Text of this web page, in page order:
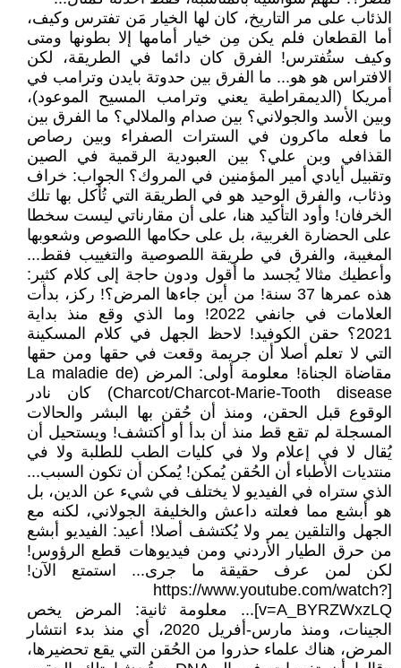
الذئاب على مر التاريخ، كان لها الخيار مَن تفترس وكيف،
أما القطعان فلم يكن مِن خيار أمامها إلا بطونها ومتى
وكيف ستُفترس! الفرق كان دائما في الطريقة، لكن
الافتراس هو هو... ما الفرق بين حدوتة بايدن وترامب في
أمريكا (الديمقراطية يعني وترامب المسيح الموعود)،
وبين الأسد والجولاني؟ بين صدام والملالي؟ ما الفرق بين
ما فعله ماكرون في السترات الصفراء وبين رصاص
القذافي وبن علي؟ بين العبودية الرقمية في الصين
وتقبيل أيادي أمير المؤمنين في المروك؟ الجواب: خراف
وذئاب، والفرق الوحيد هو في الطريقة التي تُأكل بها تلك
الخرفان! وأود التأكيد هنا، على أن مقارناتي ليست سخطا
على الحضارة الغربية، بل على حكامها اللصوص وشعوبها
المغيبة، والفرق في طريقة اللصوصية والتغييب فقط...
وأعطيك مثالا يُجسد ما أقول ودون حاجة إلى كلام كثير:
هذه عمرها 37 سنة! من أين جاءها المرض؟! ركز، بدأت
العلامات في جانفي 2022! وما الذي وقع منذ بداية
2021؟ حقن الكوفيد! لاحظ الجهل في كلام المسكينة
التي لا تعلم أصلا أن جريمة وقعت في حقها ومن حقها
مقاضاة الجناة! معلومة أولى: المرض (La maladie de
Charcot/Charcot-Marie-Tooth disease) كان نادر
الوقوع قبل الحقن، ومنذ أن حُقن بها البشر والحالات
المسجلة لم تقع قط منذ أن بدأ أو أكتشف! ويستحيل أن
يُقال لا في إعلام ولا في كليات الطب للطلبة ولا في
منتديات الأطباء أن الحُقن يُمكن! يُمكن أن تكون السبب...
الذي ستراه في الفيديو لا يختلف في شيء عن الدين، بل
هو أبشع مما فعلته داعش والخليفة الجولاني، لكنه مع
الجهل والتلقين يمر ولا يُكتشف أصلا! أعيد: الفيديو أبشع
من حرق الطيار الأردني ومن فيديوهات قطع الرؤوس!
لكن لمن عرف حقيقة ما جرى... استمتع الآن!
[https://www.youtube.com/watch?
v=A_BYRZWxzLQ]... معلومة ثانية: المرض يخص
الجينات، ومنذ مارس-أفريل 2020، أي منذ بدء انتشار
المرض، هناك علماء حذروا من الحُقن التي يقع تحضيرها،